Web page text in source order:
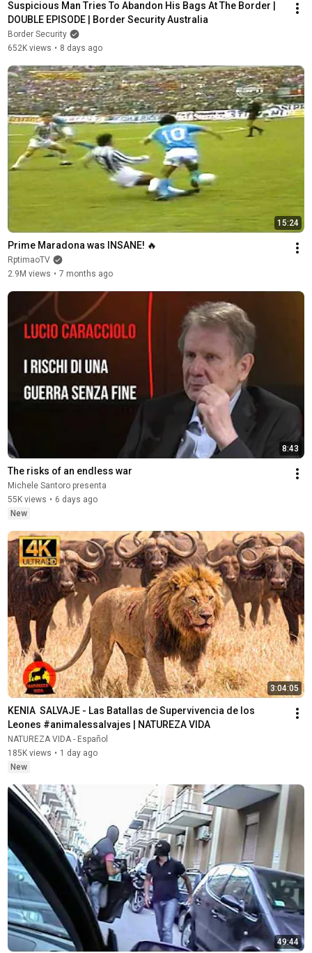
Suspicious Man Tries To Abandon His Bags At The Border |
DOUBLE EPISODE | Border Security Australia
Border Security
652K views • 8 days ago
15:24
Prime Maradona was INSANE! 🔥
RptimaoTV
2.9M views • 7 months ago
8:43
The risks of an endless war
Michele Santoro presenta
55K views • 6 days ago
New
3:04:05
KENIA  SALVAJE - Las Batallas de Supervivencia de los
Leones #animalessalvajes | NATUREZA VIDA
NATUREZA VIDA - Español
185K views • 1 day ago
New
49:44